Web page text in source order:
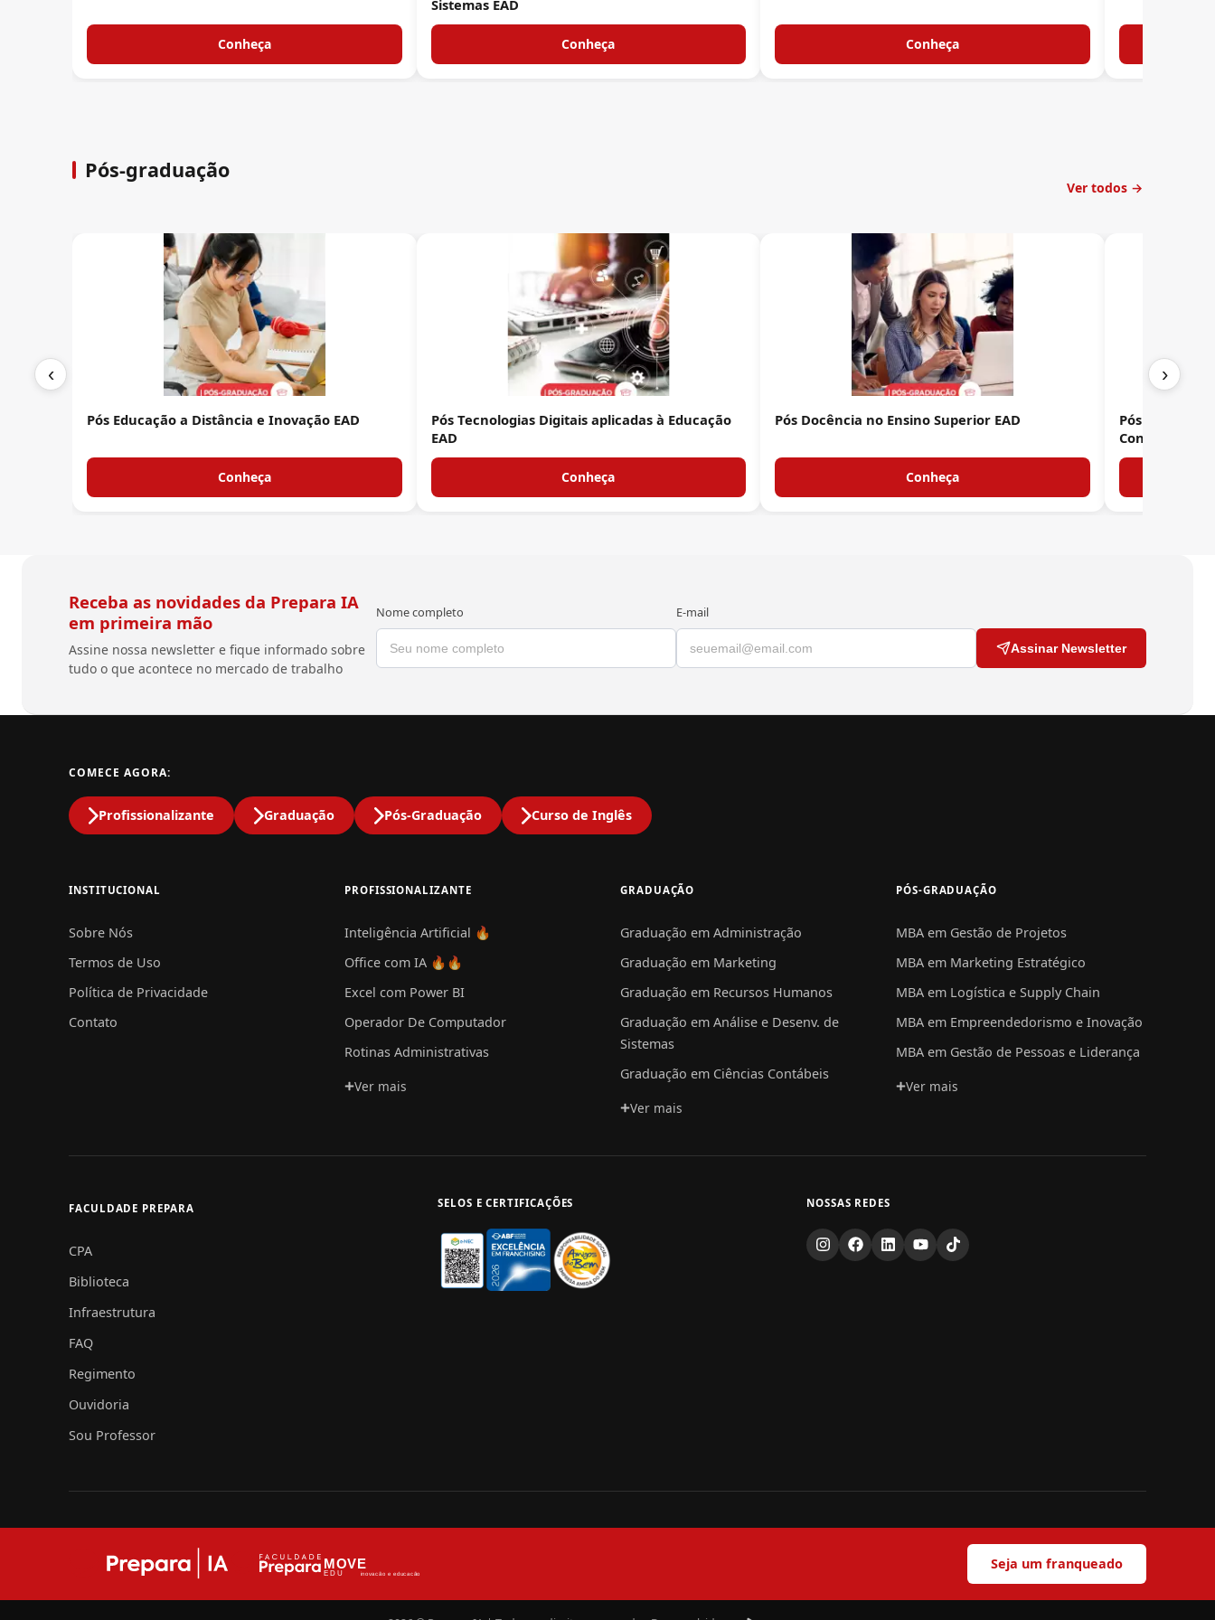
Conheça
Sistemas EAD
Conheça Conheça
Pós-graduação
Ver todos →
‹
Pós Educação a Distância e Inovação EAD
Conheça
Pós Tecnologias Digitais aplicadas à Educação
EAD
Conheça
Pós Docência no Ensino Superior EAD
Conheça
Pós
›
Receba as novidades da Prepara IA
em primeira mão
Assine nossa newsletter e fique informado sobre
tudo o que acontece no mercado de trabalho
Nome completo E-mail
Assinar Newsletter
COMECE AGORA:
Profissionalizante Graduação Pós-Graduação Curso de Inglês
INSTITUCIONAL
Sobre Nós
Termos de Uso
Política de Privacidade
Contato
PROFISSIONALIZANTE
Inteligência Artificial 🔥
Office com IA 🔥🔥
Excel com Power BI
Operador De Computador
Rotinas Administrativas
Ver mais
GRADUAÇÃO
Graduação em Administração
Graduação em Marketing
Graduação em Recursos Humanos
Graduação em Análise e Desenv. de
Sistemas
Graduação em Ciências Contábeis
Ver mais
PÓS-GRADUAÇÃO
MBA em Gestão de Projetos
MBA em Marketing Estratégico
MBA em Logística e Supply Chain
MBA em Empreendedorismo e Inovação
MBA em Gestão de Pessoas e Liderança
Ver mais
FACULDADE PREPARA
CPA
Biblioteca
Infraestrutura
FAQ
Regimento
Ouvidoria
Sou Professor
SELOS E CERTIFICAÇÕES NOSSAS REDES
MOVE
EDU inovação e educação
Seja um franqueado